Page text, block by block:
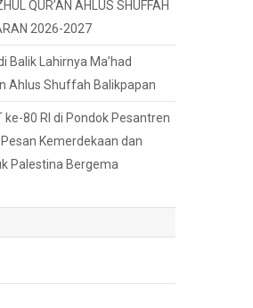
QUR’AN AHLUS SHUFFAH
2026-2027
Balik Lahirnya Ma’had
Ahlus Shuffah Balikpapan
ke-80 RI di Pondok Pesantren
Kemerdekaan dan
Palestina Bergema